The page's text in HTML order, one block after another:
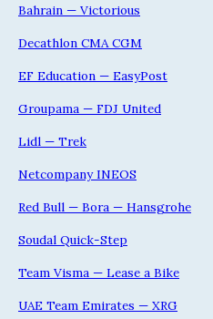
Bahrain — Victorious
Decathlon CMA CGM
EF Education — EasyPost
Groupama — FDJ United
Lidl — Trek
Netcompany INEOS
Red Bull — Bora — Hansgrohe
Soudal Quick-Step
Team Visma — Lease a Bike
UAE Team Emirates — XRG